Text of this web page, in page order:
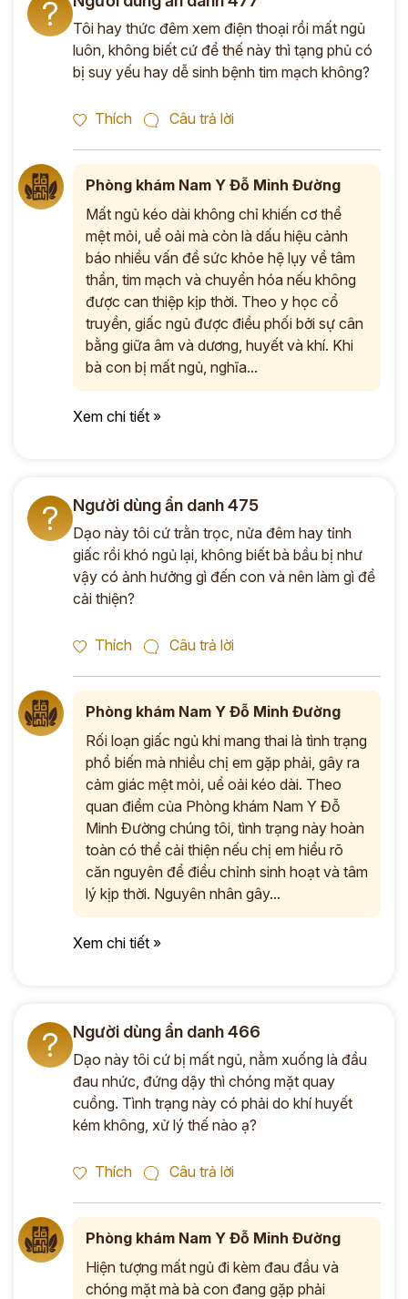
?
Tôi hay thức đêm xem điện thoại rồi mất ngủ
luôn, không biết cứ để thế này thì tạng phủ có
bị suy yếu hay dễ sinh bệnh tim mạch không?
Thích Câu trả lời
Phòng khám Nam Y Đỗ Minh Đường
Mất ngủ kéo dài không chỉ khiến cơ thể
mệt mỏi, uể oải mà còn là dấu hiệu cảnh
báo nhiều vấn đề sức khỏe hệ lụy về tâm
thần, tim mạch và chuyển hóa nếu không
được can thiệp kịp thời. Theo y học cổ
truyền, giấc ngủ được điều phối bởi sự cân
bằng giữa âm và dương, huyết và khí. Khi
bà con bị mất ngủ, nghĩa...
Xem chi tiết »
? Người dùng ẩn danh 475
Dạo này tôi cứ trằn trọc, nửa đêm hay tỉnh
giấc rồi khó ngủ lại, không biết bà bầu bị như
vậy có ảnh hưởng gì đến con và nên làm gì để
cải thiện?
Thích Câu trả lời
Phòng khám Nam Y Đỗ Minh Đường
Rối loạn giấc ngủ khi mang thai là tình trạng
phổ biến mà nhiều chị em gặp phải, gây ra
cảm giác mệt mỏi, uể oải kéo dài. Theo
quan điểm của Phòng khám Nam Y Đỗ
Minh Đường chúng tôi, tình trạng này hoàn
toàn có thể cải thiện nếu chị em hiểu rõ
căn nguyên để điều chỉnh sinh hoạt và tâm
lý kịp thời. Nguyên nhân gây...
Xem chi tiết »
? Người dùng ẩn danh 466
Dạo này tôi cứ bị mất ngủ, nằm xuống là đầu
đau nhức, đứng dậy thì chóng mặt quay
cuồng. Tình trạng này có phải do khí huyết
kém không, xử lý thế nào ạ?
Thích Câu trả lời
Phòng khám Nam Y Đỗ Minh Đường
Hiện tượng mất ngủ đi kèm đau đầu và
chóng mặt mà bà con đang gặp phải
*
ĐĂNG KÝ ĐẾN KHÁM TRỰC TIẾP
Thông tin của bạn được bảo mật và chỉ sử dụng cho mục đích tư vấn.